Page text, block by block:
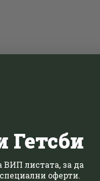
Гетсби
ВИП листата, за да
оферти.